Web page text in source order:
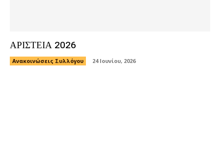
ΑΡΙΣΤΕΙΑ 2026
Ανακοινώσεις Συλλόγου 24 Ιουνίου, 2026